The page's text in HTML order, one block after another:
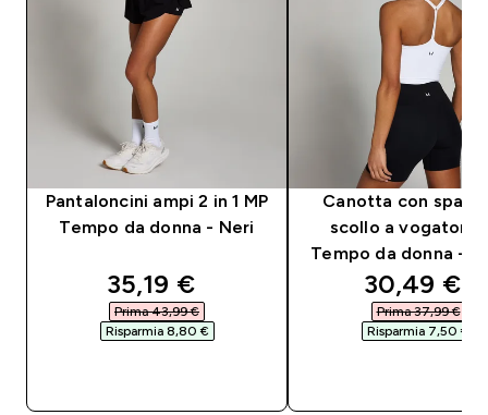
Pantaloncini ampi 2 in 1 MP
Tempo da donna - Neri
discounted price
35,19 €‎
Prima 43,99 €‎
Risparmia 8,80 €‎
Canotta con
scollo a vogatore
Tempo da donna -
30,49 €‎
Prima 37,99 €‎
Risparmia 7,50 €‎